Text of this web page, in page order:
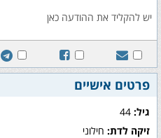
פרטים אישיים
גיל:
זיקה לדת: חילוני